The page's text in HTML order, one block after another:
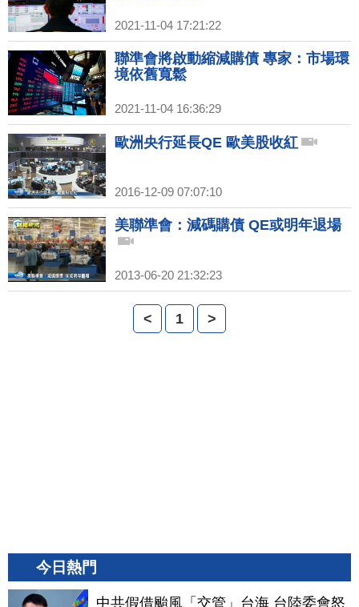
2021-11-04 17:21:22
聯準會將啟動縮減購債 專家：市場環
境依舊寬鬆
2021-11-04 16:36:29
歐洲央行延長QE 歐美股收紅
2016-12-09 07:07:10
美聯準會：減碼購債 QE或明年退場
2013-06-20 21:32:23
< 1 >
今日熱門
中共假借颱風「交管」台海 台陸委會怒